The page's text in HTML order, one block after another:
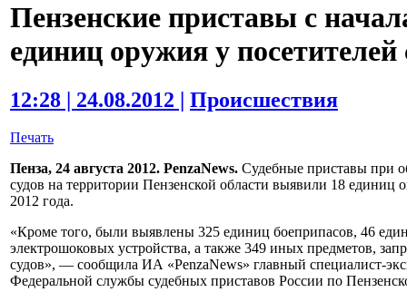
Пензенские приставы с
единиц оружия у посетителей
12:28 | 24.08.2012 | Происшествия
Печать
Пенза, 24 августа 2012. PenzaNews. Судебные приставы при
судов на территории Пензенской области выявили 18 единиц
2012 года.
«Кроме того, были выявлены 325 единиц боеприпасов, 46
электрошоковых устройства, а также 349 иных предметов,
судов», — сообщила ИА «PenzaNews» главный специалист-
Федеральной службы судебных приставов России по